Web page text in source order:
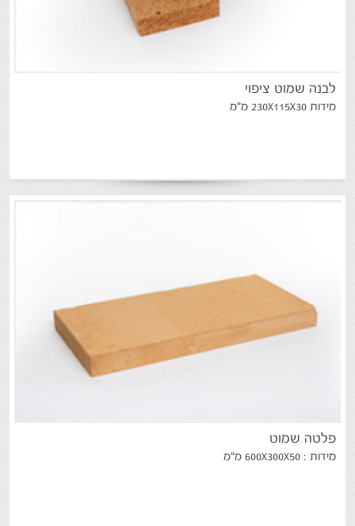
לבנה שמוט ציפוי
מידות 230X115X30 מ"מ
פלטה שמוט
מידות : 600X300X50 מ"מ